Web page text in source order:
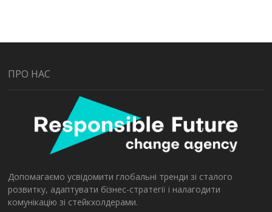
ПРО НАС
Допомагаємо усвідомити глобальні тренди зі сталого
розвитку, адаптувати бізнес-стратегії і налагодити
комунікацію зі стейкхолдерами.